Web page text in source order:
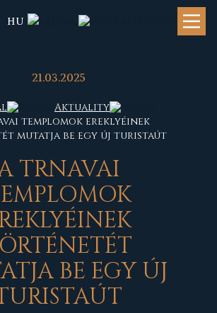
HU
21.03.2025
Aktuality
templomok ereklyéinek
mutatja be egy új turistaút
TRNAVAI
BE EGY ÚJ